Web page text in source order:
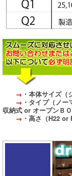
→ ・本体サイズ（
→ ・タイプ（ノ
収納式 or オープンＢＯ
→ ・高さ（H22 or